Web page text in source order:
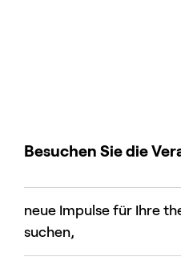
Besuchen Sie die
neue Impulse für Ihre
suchen,